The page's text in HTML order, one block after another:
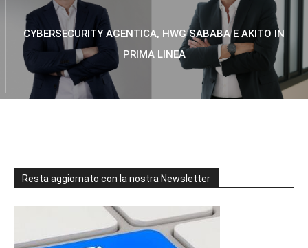
CYBERSECURITY AGENTICA, HWG SABABA E AKITO IN
PRIMA LINEA
Resta aggiornato con la nostra Newsletter